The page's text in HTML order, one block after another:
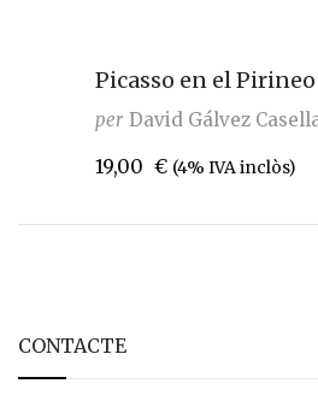
Picasso en el Pirineo
per David Gálvez
19,00 € (4% IVA inclòs)
CONTACTE